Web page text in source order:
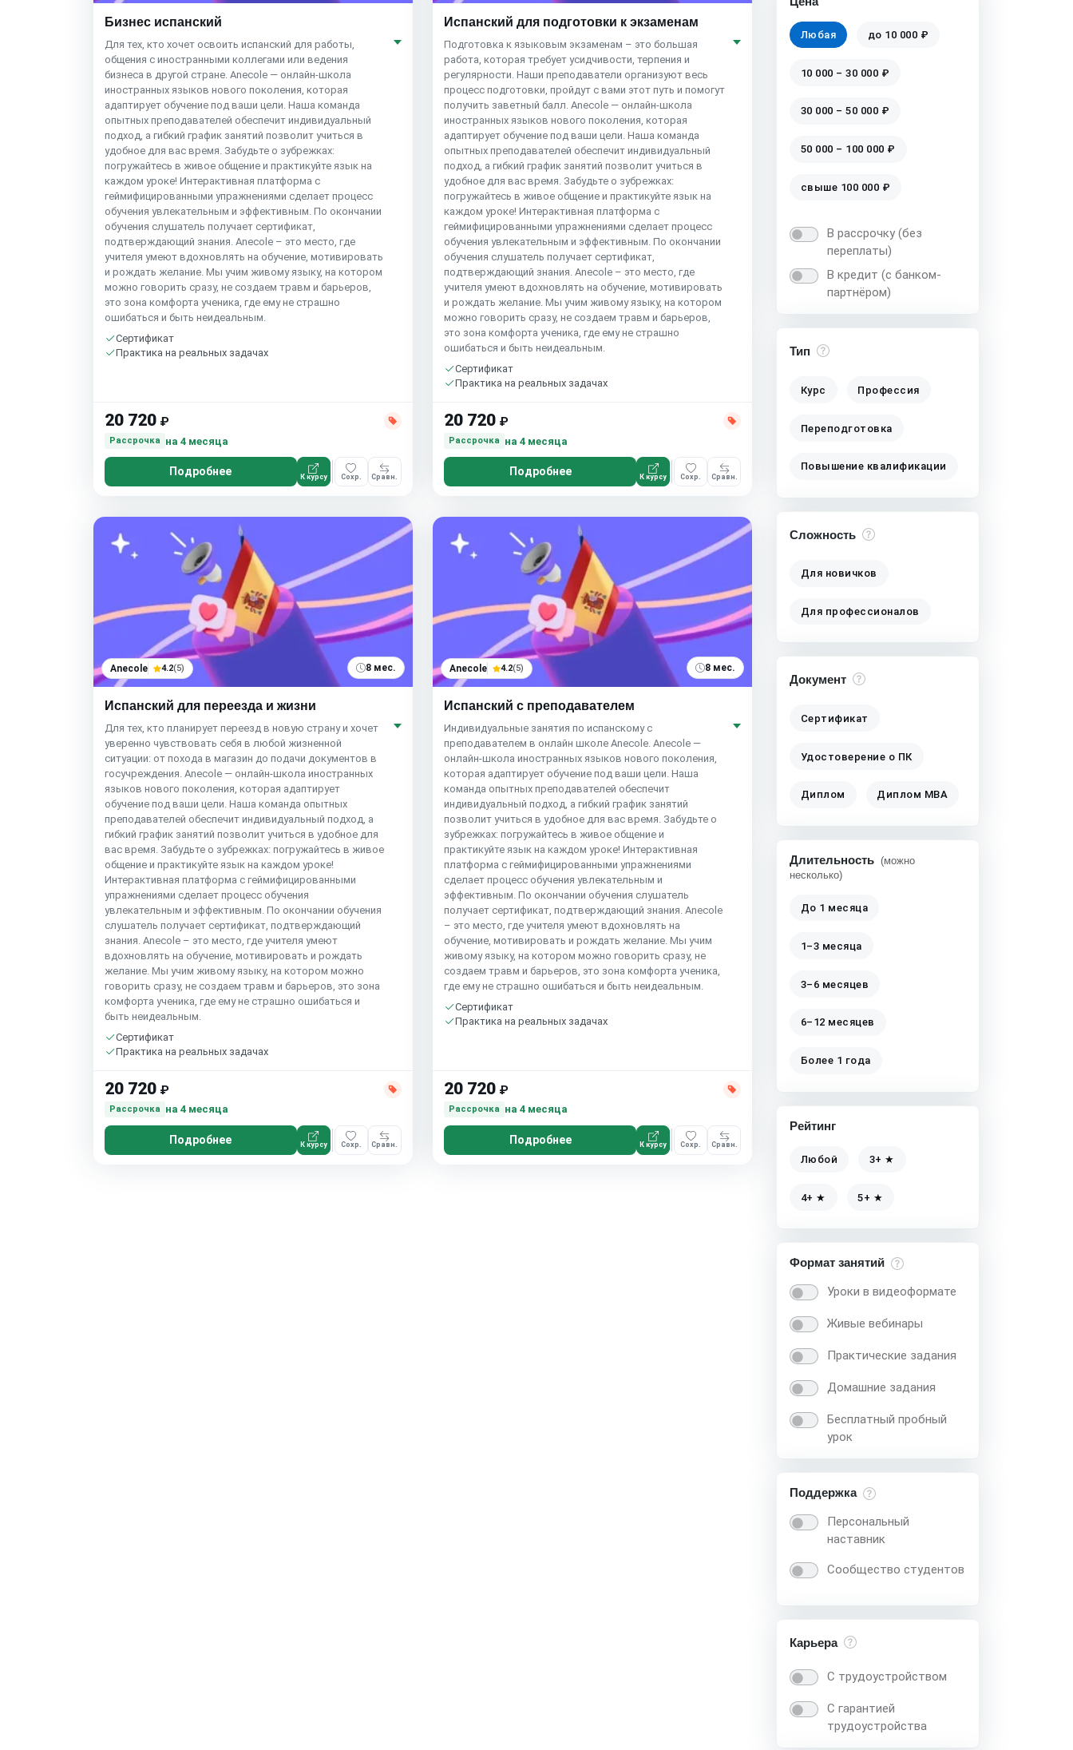
Бизнес испанский
Для тех, кто хочет освоить испанский для работы,
общения с иностранными коллегами или ведения
бизнеса в другой стране. Anecole — онлайн-школа
иностранных языков нового поколения, которая
адаптирует обучение под ваши цели. Наша команда
опытных преподавателей обеспечит индивидуальный
подход, а гибкий график занятий позволит учиться в
удобное для вас время. Забудьте о зубрежках:
погружайтесь в живое общение и практикуйте язык на
каждом уроке! Интерактивная платформа с
геймифицированными упражнениями сделает процесс
обучения увлекательным и эффективным. По окончании
обучения слушатель получает сертификат,
подтверждающий знания. Anecole – это место, где
учителя умеют вдохновлять на обучение, мотивировать
и рождать желание. Мы учим живому языку, на котором
можно говорить сразу, не создаем травм и барьеров,
это зона комфорта ученика, где ему не страшно
ошибаться и быть неидеальным.
Сертификат
Практика на реальных задачах
20 720 ₽
Рассрочка на 4 месяца
Подробнее К курсу Сохр. Сравн.
Испанский для подготовки к экзаменам
Подготовка к языковым экзаменам – это большая
работа, которая требует усидчивости, терпения и
регулярности. Наши преподаватели организуют весь
процесс подготовки, пройдут с вами этот путь и помогут
получить заветный балл. Anecole — онлайн-школа
иностранных языков нового поколения, которая
адаптирует обучение под ваши цели. Наша команда
опытных преподавателей обеспечит индивидуальный
подход, а гибкий график занятий позволит учиться в
удобное для вас время. Забудьте о зубрежках:
погружайтесь в живое общение и практикуйте язык на
каждом уроке! Интерактивная платформа с
геймифицированными упражнениями сделает процесс
обучения увлекательным и эффективным. По окончании
обучения слушатель получает сертификат,
подтверждающий знания. Anecole – это место, где
учителя умеют вдохновлять на обучение, мотивировать
и рождать желание. Мы учим живому языку, на котором
можно говорить сразу, не создаем травм и барьеров,
это зона комфорта ученика, где ему не страшно
ошибаться и быть неидеальным.
Сертификат
Практика на реальных задачах
20 720 ₽
Рассрочка на 4 месяца
Подробнее К курсу Сохр. Сравн.
Anecole 4.2(5) 8 мес.
Испанский для переезда и жизни
Для тех, кто планирует переезд в новую страну и хочет
уверенно чувствовать себя в любой жизненной
ситуации: от похода в магазин до подачи документов в
госучреждения. Anecole — онлайн-школа иностранных
языков нового поколения, которая адаптирует
обучение под ваши цели. Наша команда опытных
преподавателей обеспечит индивидуальный подход, а
гибкий график занятий позволит учиться в удобное для
вас время. Забудьте о зубрежках: погружайтесь в живое
общение и практикуйте язык на каждом уроке!
Интерактивная платформа с геймифицированными
упражнениями сделает процесс обучения
увлекательным и эффективным. По окончании обучения
слушатель получает сертификат, подтверждающий
знания. Anecole – это место, где учителя умеют
вдохновлять на обучение, мотивировать и рождать
желание. Мы учим живому языку, на котором можно
говорить сразу, не создаем травм и барьеров, это зона
комфорта ученика, где ему не страшно ошибаться и
быть неидеальным.
Сертификат
Практика на реальных задачах
20 720 ₽
Рассрочка на 4 месяца
Подробнее К курсу Сохр. Сравн.
Anecole 4.2(5) 8 мес.
Испанский с преподавателем
Индивидуальные занятия по испанскому с
преподавателем в онлайн школе Anecole. Anecole —
онлайн-школа иностранных языков нового поколения,
которая адаптирует обучение под ваши цели. Наша
команда опытных преподавателей обеспечит
индивидуальный подход, а гибкий график занятий
позволит учиться в удобное для вас время. Забудьте о
зубрежках: погружайтесь в живое общение и
практикуйте язык на каждом уроке! Интерактивная
платформа с геймифицированными упражнениями
сделает процесс обучения увлекательным и
эффективным. По окончании обучения слушатель
получает сертификат, подтверждающий знания. Anecole
– это место, где учителя умеют вдохновлять на
обучение, мотивировать и рождать желание. Мы учим
живому языку, на котором можно говорить сразу, не
создаем травм и барьеров, это зона комфорта ученика,
где ему не страшно ошибаться и быть неидеальным.
Сертификат
Практика на реальных задачах
20 720 ₽
Рассрочка на 4 месяца
Подробнее К курсу Сохр. Сравн.
Любая до 10 000 ₽
10 000 – 30 000 ₽
30 000 – 50 000 ₽
50 000 – 100 000 ₽
свыше 100 000 ₽
В рассрочку (без
переплаты)
В кредит (с банком-
партнёром)
Тип
Курс Профессия
Переподготовка
Повышение квалификации
Сложность
Для новичков
Для профессионалов
Документ
Сертификат
Удостоверение о ПК
Диплом Диплом MBA
Длительность (можно
несколько)
До 1 месяца
1–3 месяца
3–6 месяцев
6–12 месяцев
Более 1 года
Рейтинг
Любой 3+ ★
4+ ★ 5+ ★
Формат занятий
Уроки в видеоформате
Живые вебинары
Практические задания
Домашние задания
Бесплатный пробный
урок
Поддержка
Персональный
наставник
Сообщество студентов
Карьера
С трудоустройством
С гарантией
трудоустройства